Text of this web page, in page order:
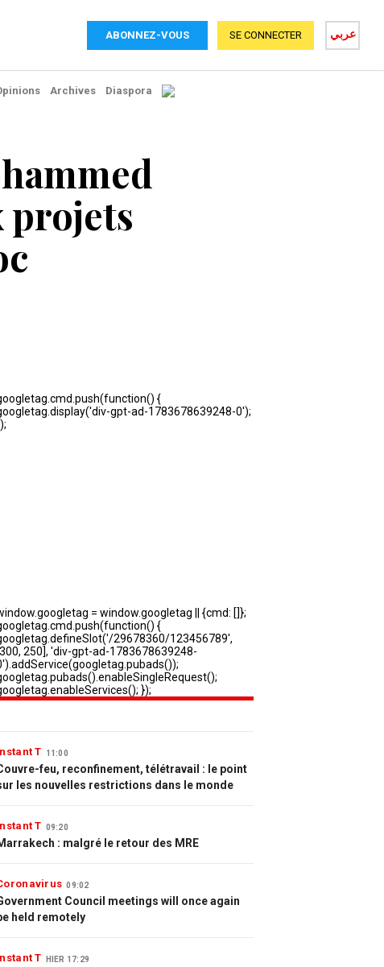
ABONNEZ-VOUS عربي SE CONNECTER
Archives Diaspora
T 11:00
feu, reconfinement, télétravail : le point
les nouvelles restrictions dans le monde
T 09:20
: malgré le retour des MRE
09:02
Council meetings will once again
held remotely
T HIER 17:29